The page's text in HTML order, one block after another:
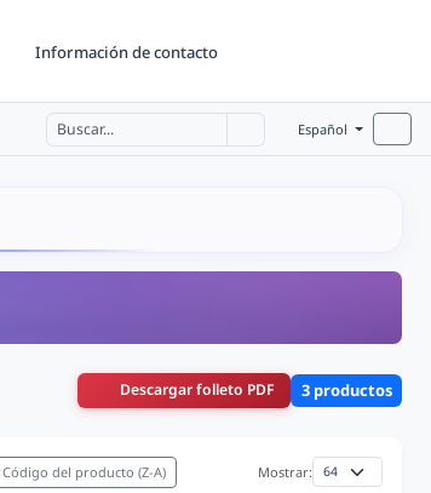
Información de contacto
Español
Descargar folleto PDF 3 productos
Código del producto (Z-A) Mostrar: